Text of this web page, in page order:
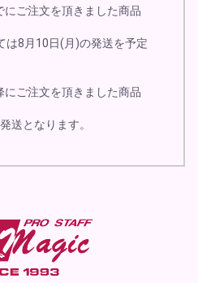
ご注文を頂きました商品
8月10日(月)の発送を予定
ご注文を頂きました商品
送となります。